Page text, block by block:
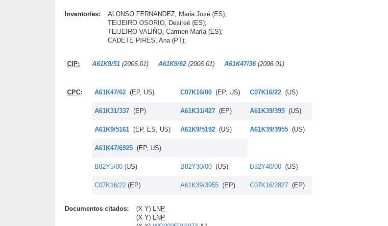
Inventor/es:
ALONSO FERNANDEZ, Maria José (ES);
TEIJEIRO OSORIO, Desireé (ES);
TEIJEIRO VALIÑO, Carmen María (ES);
CADETE PIRES, Ana (PT);
CIP: A61K9/51 (2006.01) A61K9/62 (2006.01) A61K47/36 (2006.01)
CPC: A61K47/62 (EP, US) C07K16/00 (EP, US) C07K16/22 (US)
A61K31/337 (EP) A61K31/427 (EP) A61K39/395 (US)
A61K9/5161 (EP, ES, US) A61K9/5192 (US) A61K39/3955 (US)
A61K47/6925 (EP, US)
B82Y5/00 (US) B82Y30/00 (US) B82Y40/00 (US)
C07K16/22 (EP) A61K39/3955 (EP) C07K16/2827 (EP)
Documentos citados: (X Y) LNP
(X Y) LNP